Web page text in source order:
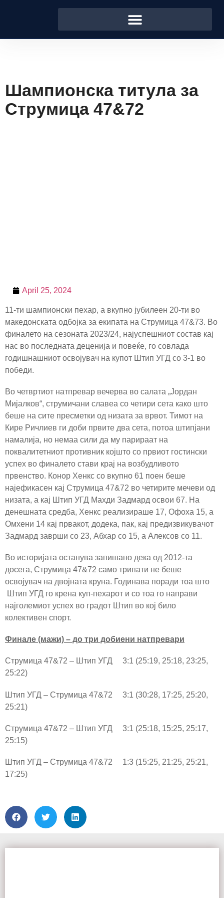
Шампионска титула за
Струмица 47&72
April 25, 2024
11-ти шампионски пехар, а вкупно јубилеен 20-ти во
македонската одбојка за екипата на Струмица 47&73. Во
финалето на сезоната 2023/24, најуспешниот состав кај
нас во последната деценија и повеќе, го совлада
годишнашниот освојувач на купот Штип УГД со 3-1 во
победи.
Во четвртиот натпревар вечерва во салата „Јордан
Мијалков“, струмичани славеа со четири сета како што
беше на сите пресметки од низата за врвот. Тимот на
Кире Ричлиев ги доби првите два сета, потоа штипјани
намалија, но немаа сили да му парираат на
поквалитетниот противник којшто со првиот гостински
успех во финалето стави крај на возбудливото
првенство. Конор Хенкс со вкупно 61 поен беше
најефикасен кај Струмица 47&72 во четирите мечеви од
низата, а кај Штип УГД Махди Задмард освои 67. На
денешната средба, Хенкс реализираше 17, Офоха 15, а
Омхени 14 кај првакот, додека, пак, кај предизвикувачот
Задмард заврши со 23, Абхар со 15, а Алексов со 11.
Во историјата останува запишано дека од 2012-та
досега, Струмица 47&72 само трипати не беше
освојувач на двојната круна. Годинава поради тоа што
Штип УГД го крена куп-пехарот и со тоа го направи
најголемиот успех во градот Штип во кој било
колективен спорт.
Финале (мажи) – до три добиени натпревари
Струмица 47&72 – Штип УГД 3:1 (25:19, 25:18, 23:25,
25:22)
Штип УГД – Струмица 47&72 3:1 (30:28, 17:25, 25:20,
25:21)
Струмица 47&72 – Штип УГД 3:1 (25:18, 15:25, 25:17,
25:15)
Штип УГД – Струмица 47&72 1:3 (15:25, 21:25, 25:21,
17:25)